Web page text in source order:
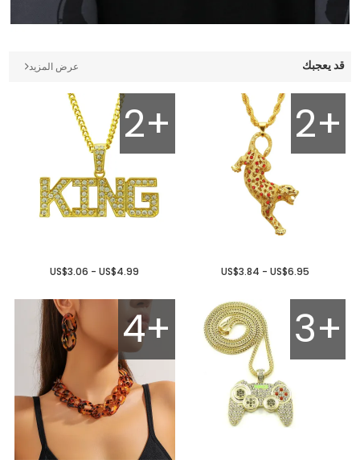
قد يعجبك عرض المزيد
2+
US$3.84 - US$6.95
2+
US$3.06 - US$4.99
3+
4+